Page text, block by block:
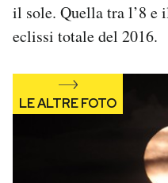
il sole. Quella tra l’8 e
eclissi totale del 2016.